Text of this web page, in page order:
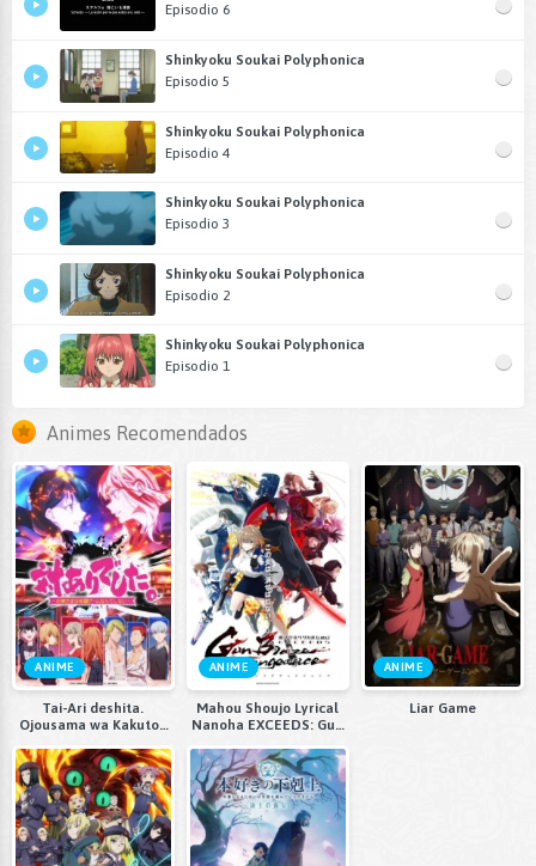
Episodio 6
Shinkyoku Soukai Polyphonica
Episodio 5
Shinkyoku Soukai Polyphonica
Episodio 4
Shinkyoku Soukai Polyphonica
Episodio 3
Shinkyoku Soukai Polyphonica
Episodio 2
Shinkyoku Soukai Polyphonica
Episodio 1
Animes Recomendados
ANIME
Tai-Ari deshita.
Ojousama wa Kakutou
ANIME
Mahou Shoujo Lyrical
Nanoha EXCEEDS: Gun
ANIME
Liar Game